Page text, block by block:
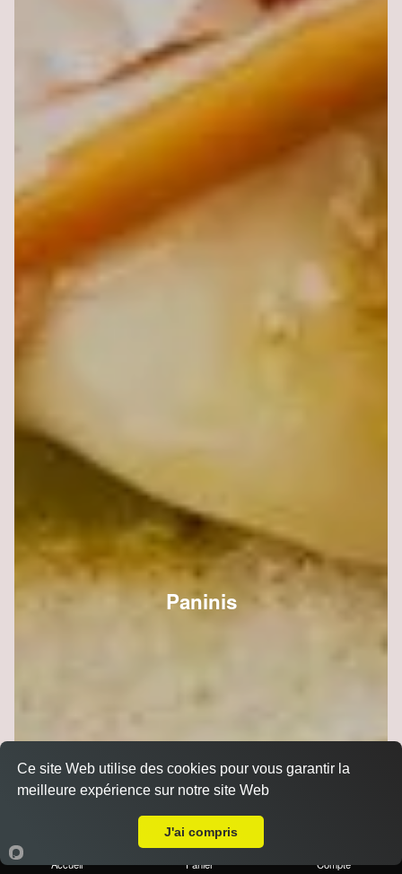
Paninis
Accueil Panier Compte
Ce site Web utilise des cookies pour vous garantir la
meilleure expérience sur notre site Web
J'ai compris